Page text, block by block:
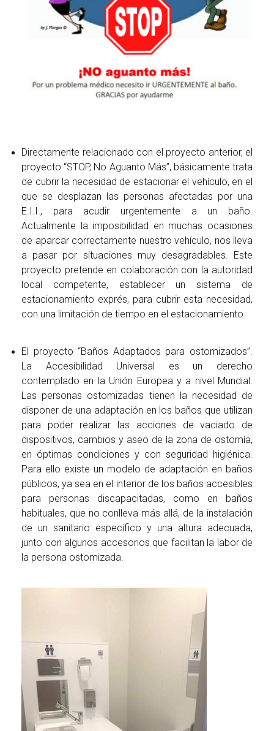
Directamente relacionado con el proyecto anterior, el
proyecto “STOP, No Aguanto Más”, básicamente trata
de cubrir la necesidad de estacionar el vehículo, en el
que se desplazan las personas afectadas por una
E.I.I., para acudir urgentemente a un baño.
Actualmente la imposibilidad en muchas ocasiones
de aparcar correctamente nuestro vehículo, nos lleva
a pasar por situaciones muy desagradables. Este
proyecto pretende en colaboración con la autoridad
local competente, establecer un sistema de
estacionamiento exprés, para cubrir esta necesidad,
con una limitación de tiempo en el estacionamiento.
El proyecto “Baños Adaptados para ostomizados”.
La Accesibilidad Universal es un derecho
contemplado en la Unión Europea y a nivel Mundial.
Las personas ostomizadas tienen la necesidad de
disponer de una adaptación en los baños que utilizan
para poder realizar las acciones de vaciado de
dispositivos, cambios y aseo de la zona de ostomía,
en óptimas condiciones y con seguridad higiénica.
Para ello existe un modelo de adaptación en baños
públicos, ya sea en el interior de los baños accesibles
para personas discapacitadas, como en baños
habituales, que no conlleva más allá, de la instalación
de un sanitario específico y una altura adecuada,
junto con algunos accesorios que facilitan la labor de
la persona ostomizada.